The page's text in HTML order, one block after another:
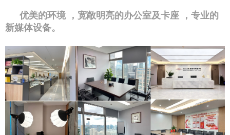
优美的环境 ，宽敞明亮的办公室及卡座 ，专业的
新媒体设备。